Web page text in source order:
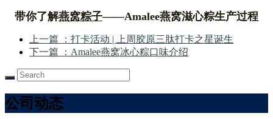
带你了解燕窝粽子——Amalee燕窝滋心粽生产过程
上一篇
：打卡活动 | 上周胶原三肽打卡之星诞生
下一篇
：Amalee燕窝冰心粽口味介绍
公司动态